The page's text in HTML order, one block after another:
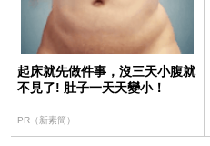
起床就先做件事，沒三天小腹就
不見了! 肚子一天天變小！
PR（新素簡）